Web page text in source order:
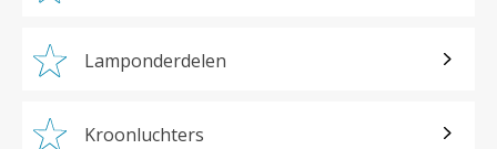
Lamponderdelen
Kroonluchters